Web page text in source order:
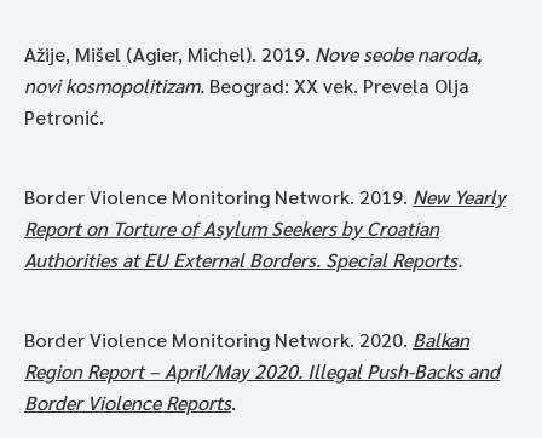
Ažije, Mišel (Agier, Michel). 2019. Nove seobe naroda,
novi kosmopolitizam. Beograd: XX vek. Prevela Olja
Petronić.
Border Violence Monitoring Network. 2019. New Yearly
Report on Torture of Asylum Seekers by Croatian
Authorities at EU External Borders. Special Reports.
Border Violence Monitoring Network. 2020. Balkan
Region Report – April/May 2020. Illegal Push-Backs and
Border Violence Reports.